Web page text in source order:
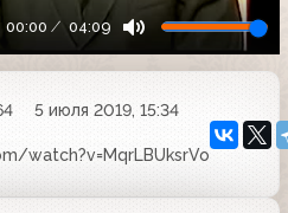
00:00 04:09
5 июля 2019, 15:34
watch?v=MqrLBUksrVo